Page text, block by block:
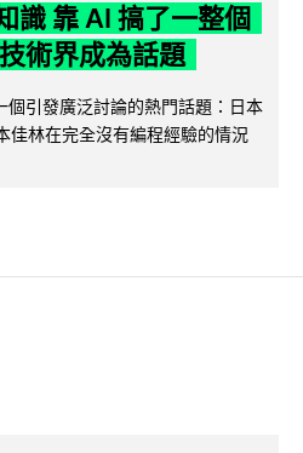
識 靠 AI 搞了一整個
術界成為話題
個引發廣泛討論的熱門話題：日本
佳林在完全沒有編程經驗的情況